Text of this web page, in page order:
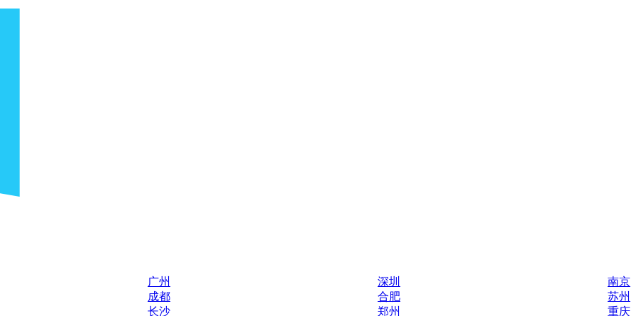
广州 深圳
南京
成都 合肥
苏州
长沙 郑州
重庆